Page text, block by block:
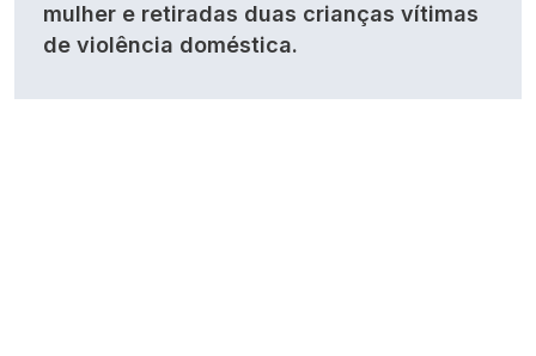
mulher e retiradas duas crianças vítimas
de violência doméstica.